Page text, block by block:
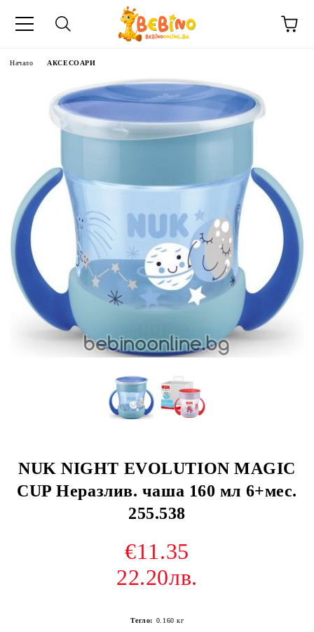
Начало АКСЕСОАРИ
NUK NIGHT EVOLUTION MAGIC
CUP Неразлив. чаша 160 мл 6+мес.
255.538
€11.35
22.20лв.
Тегло: 0.160 кг